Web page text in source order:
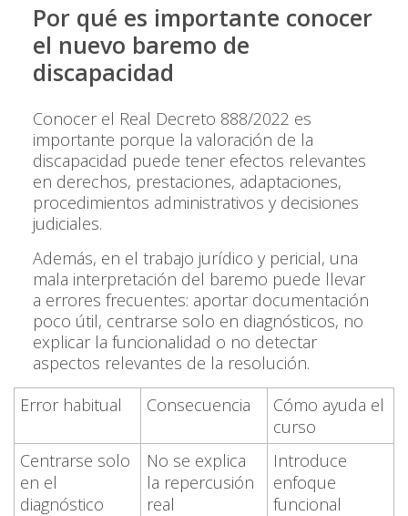
Por qué es importante conocer
el nuevo baremo de
discapacidad
Conocer el Real Decreto 888/2022 es
importante porque la valoración de la
discapacidad puede tener efectos relevantes
en derechos, prestaciones, adaptaciones,
procedimientos administrativos y decisiones
judiciales.
Además, en el trabajo jurídico y pericial, una
mala interpretación del baremo puede llevar
a errores frecuentes: aportar documentación
poco útil, centrarse solo en diagnósticos, no
explicar la funcionalidad o no detectar
aspectos relevantes de la resolución.
Error habitual
Consecuencia
Cómo ayuda el
curso
Centrarse solo
en el
diagnóstico
No se explica
la repercusión
real
Introduce
enfoque
funcional